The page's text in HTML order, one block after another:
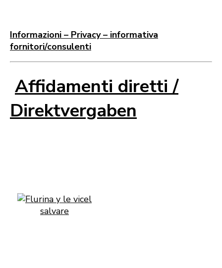
Informazioni – Privacy – informativa
fornitori/consulenti
Affidamenti diretti /
Direktvergaben